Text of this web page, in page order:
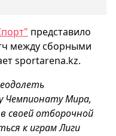
представило
между сборными
sportarena.kz.
Чемпионату Мира,
своей отборочной
к играм Лиги